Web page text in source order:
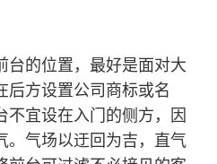
台的位置，最好是面对大
后方设置公司商标或名
不宜设在入门的侧方，因
。气场以迂回为吉，直气